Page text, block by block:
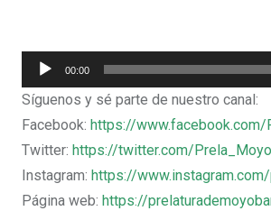
Reproductor
de
00:00
Síguenos y sé parte de nuestro canal:
Facebook: https://www.facebook.com/
Twitter: https://twitter.com/
Instagram: https://
Página web: https://